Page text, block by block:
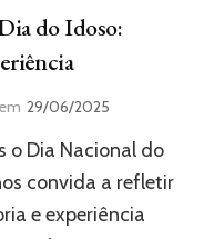
do Idoso:
29/06/2025
o Dia Nacional do
convida a refletir
e experiência